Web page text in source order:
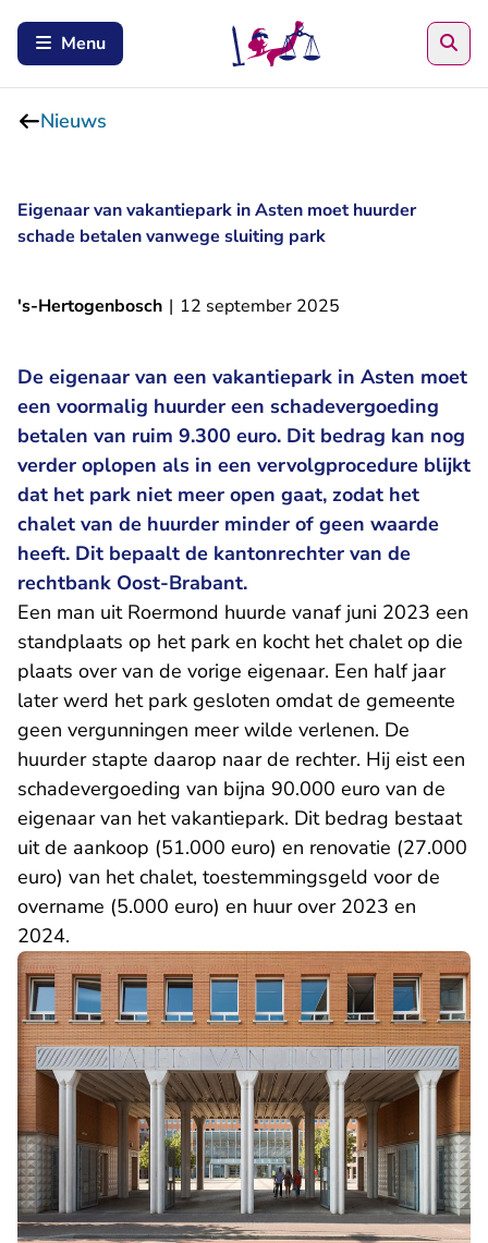
Menu
Nieuws
Eigenaar van vakantiepark in Asten moet huurder
schade betalen vanwege sluiting park
's-Hertogenbosch | 12 september 2025
De eigenaar van een vakantiepark in Asten moet
een voormalig huurder een schadevergoeding
betalen van ruim 9.300 euro. Dit bedrag kan nog
verder oplopen als in een vervolgprocedure blijkt
dat het park niet meer open gaat, zodat het
chalet van de huurder minder of geen waarde
heeft. Dit bepaalt de kantonrechter van de
rechtbank Oost-Brabant.
Een man uit Roermond huurde vanaf juni 2023 een
standplaats op het park en kocht het chalet op die
plaats over van de vorige eigenaar. Een half jaar
later werd het park gesloten omdat de gemeente
geen vergunningen meer wilde verlenen. De
huurder stapte daarop naar de rechter. Hij eist een
schadevergoeding van bijna 90.000 euro van de
eigenaar van het vakantiepark. Dit bedrag bestaat
uit de aankoop (51.000 euro) en renovatie (27.000
euro) van het chalet, toestemmingsgeld voor de
overname (5.000 euro) en huur over 2023 en
2024.